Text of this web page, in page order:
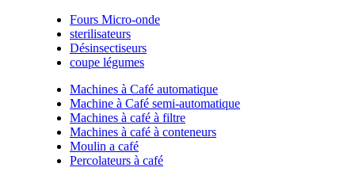
Fours Micro-onde
sterilisateurs
Désinsectiseurs
coupe légumes
Machines à Café automatique
Machine à Café semi-automatique
Machines à café à filtre
Machines à café à conteneurs
Moulin a café
Percolateurs à café